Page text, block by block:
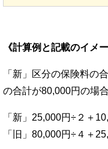
《計算例と記載のイメ
「新」区分の保険料の
の合計が80,000円の場
「新」25,000円÷２
「旧」80,000円÷４